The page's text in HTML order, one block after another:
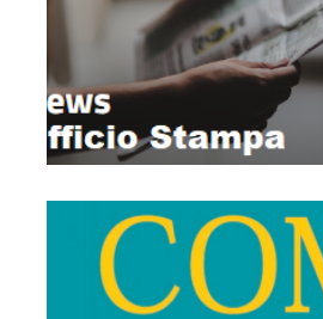
Notiziario Comune In ....forma